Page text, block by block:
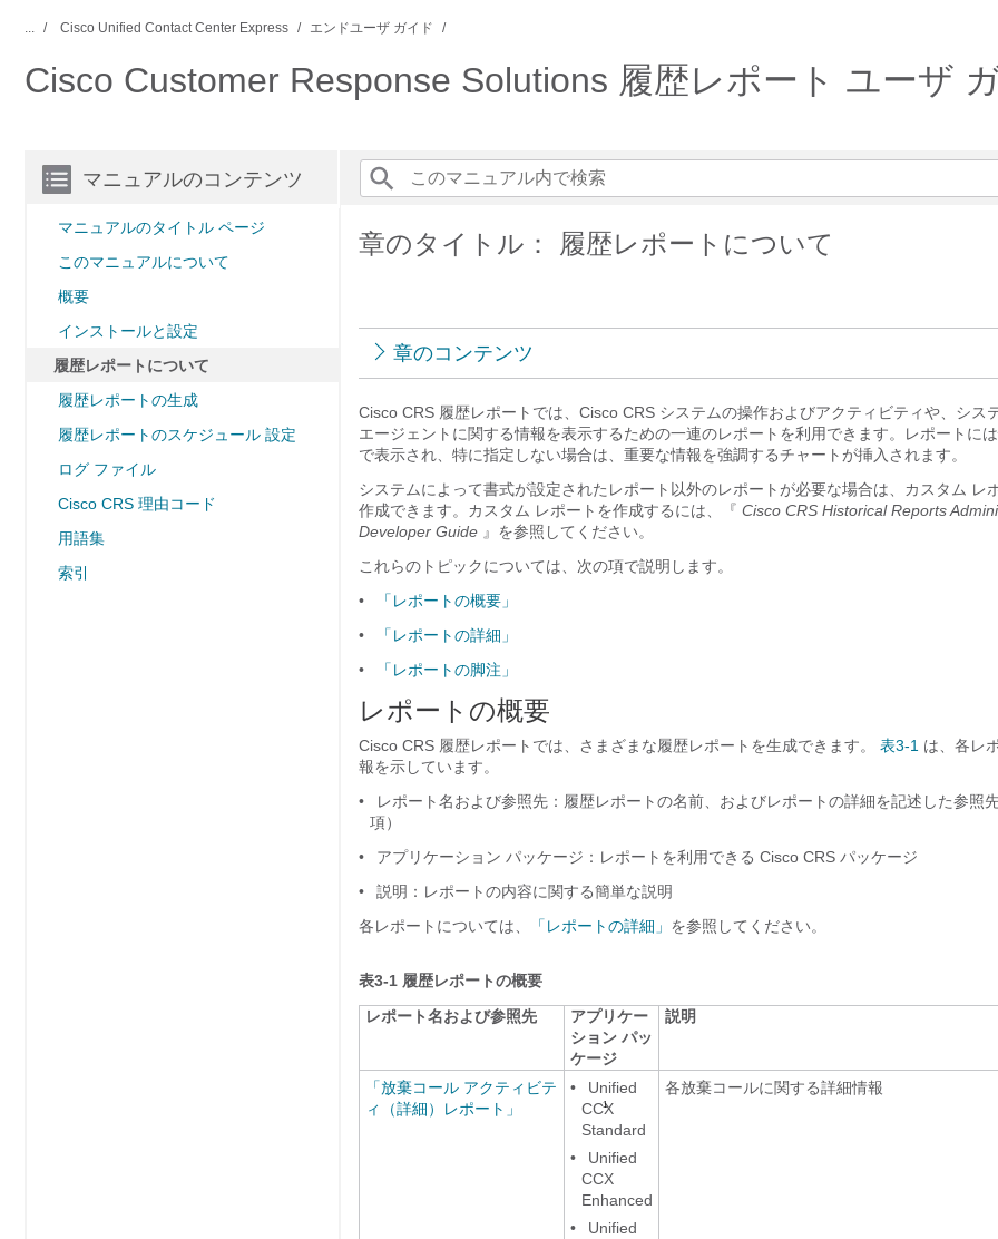
... Cisco Unified Contact Center Express エンドユーザ ガイド
Cisco Customer Response Solutions 履歴レポート ユーザ
マニュアルのコンテンツ
マニュアルのタイトル ページ
このマニュアルについて
概要
インストールと設定
履歴レポートについて
履歴レポートの生成
履歴レポートのスケジュール 設定
ログ ファイル
Cisco CRS 理由コード
用語集
索引
章のタイトル： 履歴レポートについて
章のコンテンツ
Cisco CRS 履歴レポートでは、Cisco CRS システムの操作およびアクティビティや、シス
エージェントに関する情報を表示するための一連のレポートを利用できます。レポートに
で表示され、特に指定しない場合は、重要な情報を強調するチャートが挿入されます。
システムによって書式が設定されたレポート以外のレポートが必要な場合は、カスタム レ
作成できます。カスタム レポートを作成するには、『 Cisco CRS Historical Reports
Developer Guide 』を参照してください。
これらのトピックについては、次の項で説明します。
•
「レポートの概要」
•
「レポートの詳細」
•
「レポートの脚注」
レポートの概要
Cisco CRS 履歴レポートでは、さまざまな履歴レポートを生成できます。 表3-1 は、各レ
報を示しています。
•
レポート名および参照先：履歴レポートの名前、およびレポートの詳細を記述した参照
項）
•
アプリケーション パッケージ：レポートを利用できる Cisco CRS パッケージ
•
説明：レポートの内容に関する簡単な説明
各レポートについては、
「レポートの詳細」 を参照してください。
表3-1 履歴レポートの概要
レポート名および参照先
アプリケー
ション パッ
ケージ
説明
「放棄コール アクティビテ
ィ（詳細）レポート」
•
Unified
CCX
1
Standard
•
Unified
CCX
Enhanced
•
Unified
各放棄コールに関する詳細情報